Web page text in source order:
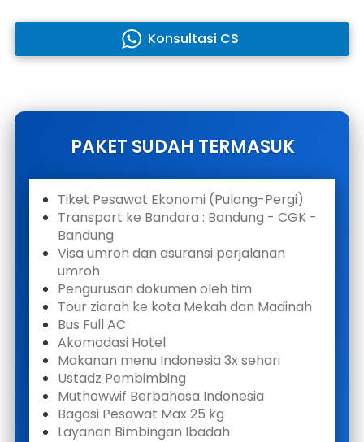
` Konsultasi CS
PAKET SUDAH TERMASUK
Tiket Pesawat Ekonomi (Pulang-Pergi)
Transport ke Bandara : Bandung - CGK -
Bandung
Visa umroh dan asuransi perjalanan
umroh
Pengurusan dokumen oleh tim
Tour ziarah ke kota Mekah dan Madinah
Bus Full AC
Akomodasi Hotel
Makanan menu Indonesia 3x sehari
Ustadz Pembimbing
Muthowwif Berbahasa Indonesia
Bagasi Pesawat Max 25 kg
Layanan Bimbingan Ibadah